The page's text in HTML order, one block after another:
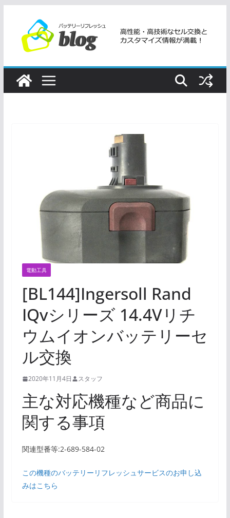
ツ
電動工具
[BL144]Ingersoll Rand
IQvシリーズ 14.4Vリチ
ウムイオンバッテリーセ
ル交換
2020年11月4日 スタッフ
主な対応機種など商品に
関する事項
関連型番等:2-689-584-02
この機種のバッテリーリフレッシュサービスのお申し込
みはこちら